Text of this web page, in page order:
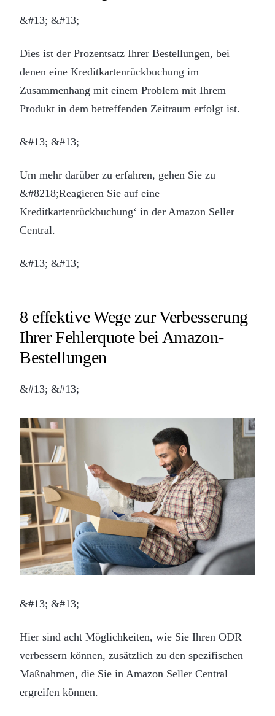
&#13; &#13;
Dies ist der Prozentsatz Ihrer Bestellungen, bei
denen eine Kreditkartenrückbuchung im
Zusammenhang mit einem Problem mit Ihrem
Produkt in dem betreffenden Zeitraum erfolgt ist.
&#13; &#13;
Um mehr darüber zu erfahren, gehen Sie zu
&#8218;Reagieren Sie auf eine
Kreditkartenrückbuchung‘ in der Amazon Seller
Central.
&#13; &#13;
8 effektive Wege zur Verbesserung
Ihrer Fehlerquote bei Amazon-
Bestellungen
&#13; &#13;
&#13; &#13;
Hier sind acht Möglichkeiten, wie Sie Ihren ODR
verbessern können, zusätzlich zu den spezifischen
Maßnahmen, die Sie in Amazon Seller Central
ergreifen können.